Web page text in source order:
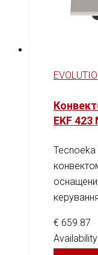
EKF 423
Tecnoeka
керування.
€ 659.87